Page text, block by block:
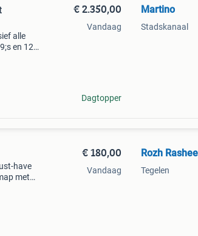
alle
en 12
€ 2.350,00
Vandaag
Dagtopper
Martino
Stadskanaal
have
met
€ 180,00
Vandaag
Rozh
Tegelen